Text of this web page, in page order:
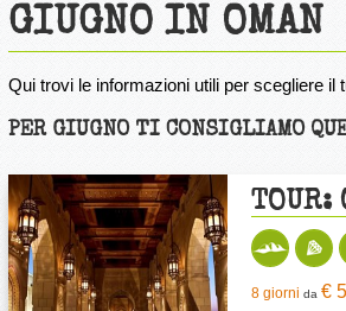
GIUGNO IN OMAN
Qui trovi le informazioni utili per scegliere il
PER GIUGNO TI CONSIGLIAMO
TOUR:
8 giorni da €